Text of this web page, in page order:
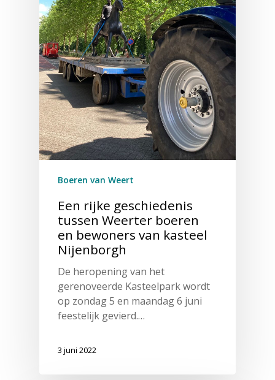
Boeren van Weert
Een rijke geschiedenis
tussen Weerter boeren
en bewoners van kasteel
Nijenborgh
De heropening van het
gerenoveerde Kasteelpark wordt
op zondag 5 en maandag 6 juni
feestelijk gevierd.…
3 juni 2022